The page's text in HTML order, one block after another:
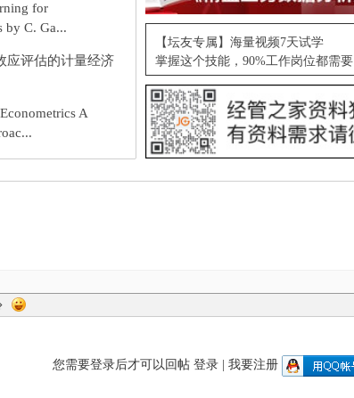
for
by C. Ga...
应评估的计量经济
A
【坛友专属】海量视频7天试学
掌握这个技能，90%工作岗位都需要
您需要登录后才可以回帖 登录| 我要注册